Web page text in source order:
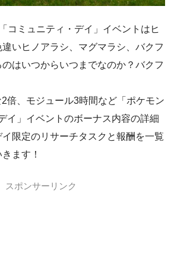
コミュニティ・デイ」イベントはヒ
いヒノアラシ、マグマラシ、バクフ
はいつからいつまでなのか？バクフ
倍、モジュール3時間など「ポケモン
イ」イベントのボーナス内容の詳細
限定のリサーチタスクと報酬を一覧
ます！
スポンサーリンク